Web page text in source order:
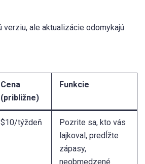
verziu, ale aktualizácie odomykajú
Cena
(približne)
Funkcie
$10/týždeň
Pozrite sa, kto vás
lajkoval, predĺžte
zápasy,
neobmedzené